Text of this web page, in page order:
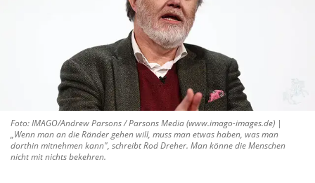
Foto: IMAGO/Andrew Parsons / Parsons Media (www.imago-images.de) |
„Wenn man an die Ränder gehen will, muss man etwas haben, was man
dorthin mitnehmen kann", schreibt Rod Dreher. Man könne die Menschen
nicht mit nichts bekehren.